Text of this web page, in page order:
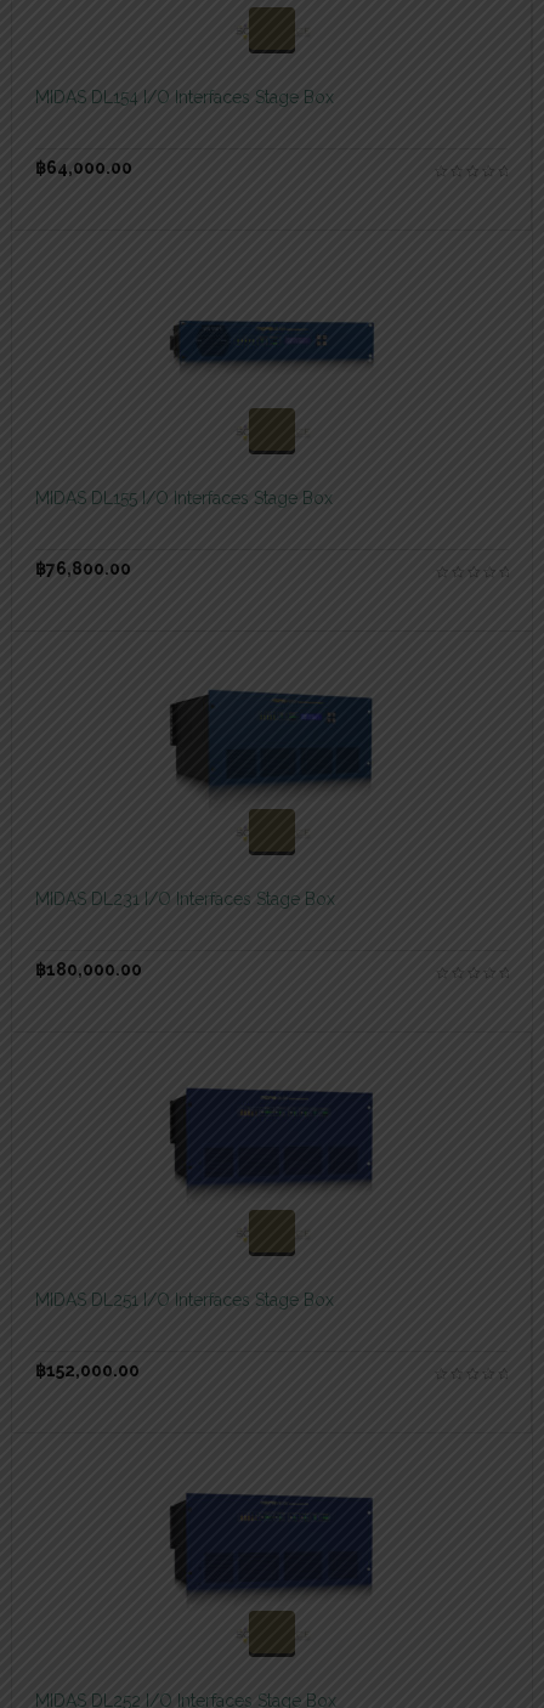
สอบถามและสั่งซื้อสินค้า
MIDAS DL154 I/O Interfaces Stage Box
฿64,000.00
MIDAS DL155 I/O Interfaces Stage Box
฿76,800.00
MIDAS DL231 I/O Interfaces Stage Box
฿180,000.00
สอบถามและสั่งซื้อสินค้า
MIDAS DL251 I/O Interfaces Stage Box
฿152,000.00
MIDAS DL252 I/O Interfaces Stage Box